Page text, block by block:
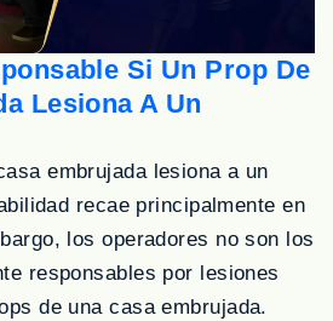
Si Un Prop De
Lesiona A Un
embrujada lesiona a un
recae principalmente en
los operadores no son los
responsables por lesiones
de una casa embrujada.